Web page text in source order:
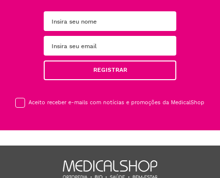
REGISTRAR
Aceito receber e-mails com notícias e promoções da MedicalShop